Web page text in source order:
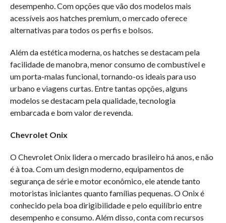
desempenho. Com opções que vão dos modelos mais
acessíveis aos hatches premium, o mercado oferece
alternativas para todos os perfis e bolsos.
Além da estética moderna, os hatches se destacam pela
facilidade de manobra, menor consumo de combustível e
um porta-malas funcional, tornando-os ideais para uso
urbano e viagens curtas. Entre tantas opções, alguns
modelos se destacam pela qualidade, tecnologia
embarcada e bom valor de revenda.
Chevrolet Onix
O Chevrolet Onix lidera o mercado brasileiro há anos, e não
é à toa. Com um design moderno, equipamentos de
segurança de série e motor econômico, ele atende tanto
motoristas iniciantes quanto famílias pequenas. O Onix é
conhecido pela boa dirigibilidade e pelo equilíbrio entre
desempenho e consumo. Além disso, conta com recursos